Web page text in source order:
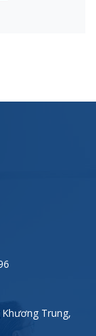
Trung,